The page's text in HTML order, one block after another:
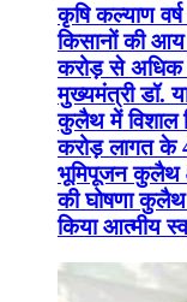
कृषि कल्याण
किसानों की आय
करोड़ से अधिक
मुख्यमंत्री डॉ.
कुलैथ में विशाल
करोड़ लागत के
भूमिपूजन कुलैथ
की घोषणा कुलैथ
किया आत्मीय